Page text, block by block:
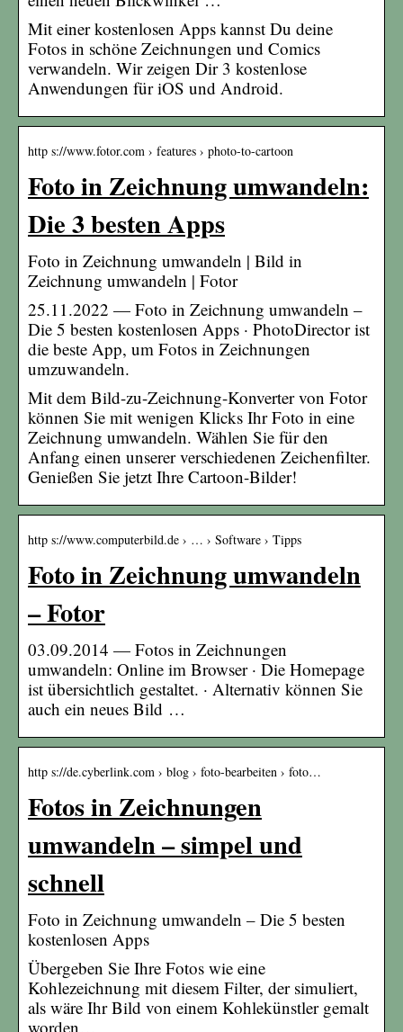
Mit einer kostenlosen Apps kannst Du deine
Fotos in schöne Zeichnungen und Comics
verwandeln. Wir zeigen Dir 3 kostenlose
Anwendungen für iOS und Android.
http s://www.fotor.com › features › photo-to-cartoon
Foto in Zeichnung umwandeln:
Die 3 besten Apps
Foto in Zeichnung umwandeln | Bild in
Zeichnung umwandeln | Fotor
25.11.2022 — Foto in Zeichnung umwandeln –
Die 5 besten kostenlosen Apps · PhotoDirector ist
die beste App, um Fotos in Zeichnungen
umzuwandeln.
Mit dem Bild-zu-Zeichnung-Konverter von Fotor
können Sie mit wenigen Klicks Ihr Foto in eine
Zeichnung umwandeln. Wählen Sie für den
Anfang einen unserer verschiedenen Zeichenfilter.
Genießen Sie jetzt Ihre Cartoon-Bilder!
http s://www.computerbild.de › … › Software › Tipps
Foto in Zeichnung umwandeln
– Fotor
03.09.2014 — Fotos in Zeichnungen
umwandeln: Online im Browser · Die Homepage
ist übersichtlich gestaltet. · Alternativ können Sie
auch ein neues Bild …
http s://de.cyberlink.com › blog › foto-bearbeiten › foto…
Fotos in Zeichnungen
umwandeln – simpel und
schnell
Foto in Zeichnung umwandeln – Die 5 besten
kostenlosen Apps
Übergeben Sie Ihre Fotos wie eine
Kohlezeichnung mit diesem Filter, der simuliert,
als wäre Ihr Bild von einem Kohlekünstler gemalt
worden…